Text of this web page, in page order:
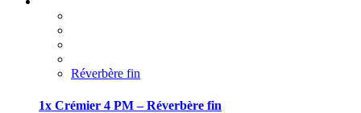
Réverbère fin
1x Crémier 4 PM – Réverbère fin